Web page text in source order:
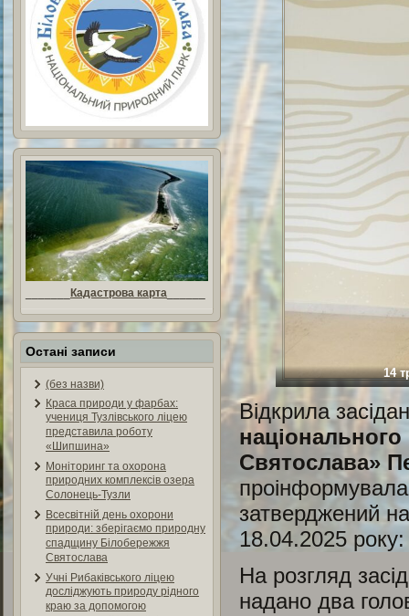
Кадастрова карта
Остані записи
(без назви)
Краса природи у фарбах:
учениця Тузлівського ліцею
представила роботу
«Шипшина»
Моніторинг та охорона
природних комплексів озера
Солонець-Тузли
Всесвітній день охорони
природи: зберігаємо природну
спадщину Білобережжя
Святослава
Учні Рибаківського ліцею
досліджують природу рідного
краю за допомогою
14
Відкрила
Святослава»
затверджений
18.04.2025 року:
На розгляд
надано два